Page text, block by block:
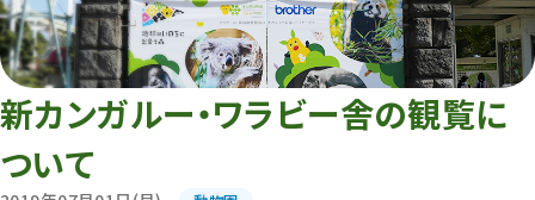
動物園 植物園
再生プラン
東山動植物園
への支援
環境教育
新カンガルー・ワラビー舎の観覧に
ついて